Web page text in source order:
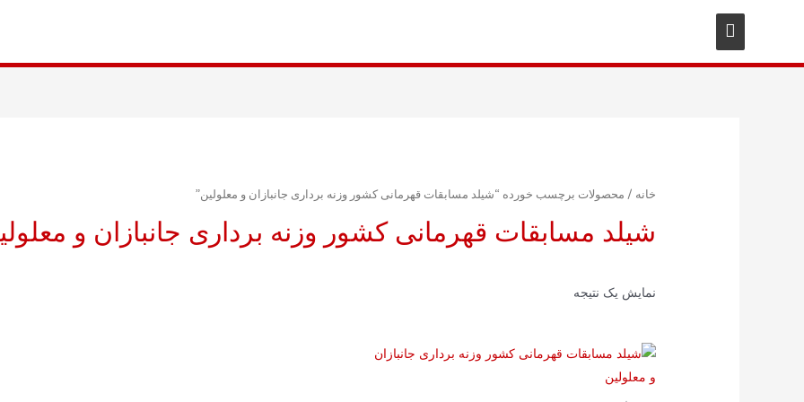
خانه / محصولات برچسب خورده “شیلد مسابقات قهرمانی کشور وزنه برداری جانبازان و معلولین”
شیلد مسابقات قهرمانی کشور وزنه برداری جانبازان و
نمایش یک نتیجه